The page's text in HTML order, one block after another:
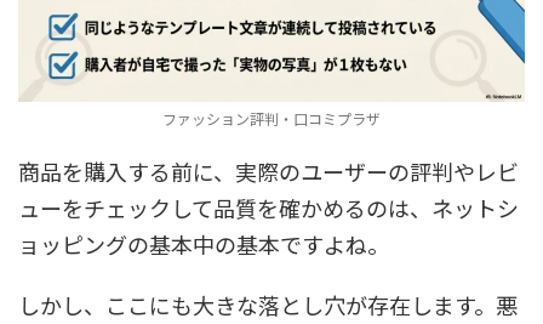
ファッション評判・口コミプラザ
商品を購入する前に、実際のユーザーの評判やレビ
ューをチェックして品質を確かめるのは、ネットシ
ョッピングの基本中の基本ですよね。
しかし、ここにも大きな落とし穴が存在します。悪